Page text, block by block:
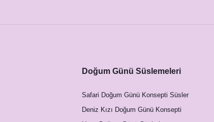
Doğum Günü Süslemeleri
Safari Doğum Günü Konsepti Süsler
Deniz Kızı Doğum Günü Konsepti